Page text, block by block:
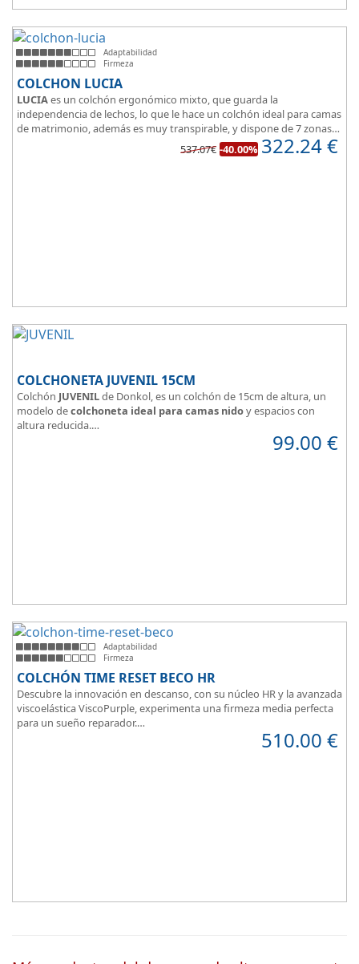
Adaptabilidad
Firmeza
COLCHON LUCIA
LUCIAes un colchón ergonómico mixto, que guarda la
independencia de lechos, lo que le hace un colchón ideal para camas
de matrimonio, además es muy transpirable, y dispone de 7 zonas
537.07€ -40.00% 322.24€
COLCHONETA JUVENIL 15CM
Colchón JUVENILde Donkol, es un colchón de 15cm de altura, un
modelo decolchoneta ideal para camas nidoy espacios con
altura reducida.
suelen elegir
99.00 €
Adaptabilidad
Firmeza
COLCHÓN TIME RESET BECO HR
Descubre la innovación en descanso, con su núcleo HR y la avanzada
viscoelástica ViscoPurple, experimenta una firmeza media perfecta
para un sueño reparador.
Disfruta de su transpirabilidad y gran adaptabilidad, diseñado para
brindarte confort en cada momento. Además, es válido para camas
510.00 €